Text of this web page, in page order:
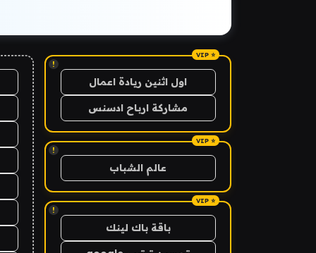
!
اول اثنين ريادة اعمال
مشاركة ارباح ادسنس
!
عالم الشباب
!
باقة باك لينك